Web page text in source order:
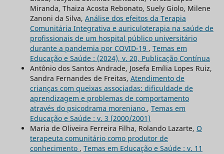
Miranda, Thaiza Acosta Rebonato, Suely Giolo, Milene
Zanoni da Silva, Análise dos efeitos da Terapia
Comunitária Integrativa e auriculoterapia na saúde de
profissionais de um hospital público universitário
durante a pandemia por COVID-19 , Temas em
Educação e Saúde : (2024), v. 20, Publicação Contínua
Antônio dos Santos Andrade, Josefa Emília Lopes Ruiz,
Sandra Fernandes de Freitas, Atendimento de
crianças com queixas associadas: dificuldade de
aprendizagem e problemas de comportamento
através do psicodrama moreniano , Temas em
Educação e Saúde : v. 3 (2000/2001)
Maria de Oliveira Ferreira Filha, Rolando Lazarte, O
terapeuta comunitário como produtor de
conhecimento , Temas em Educação e Saúde : v. 11